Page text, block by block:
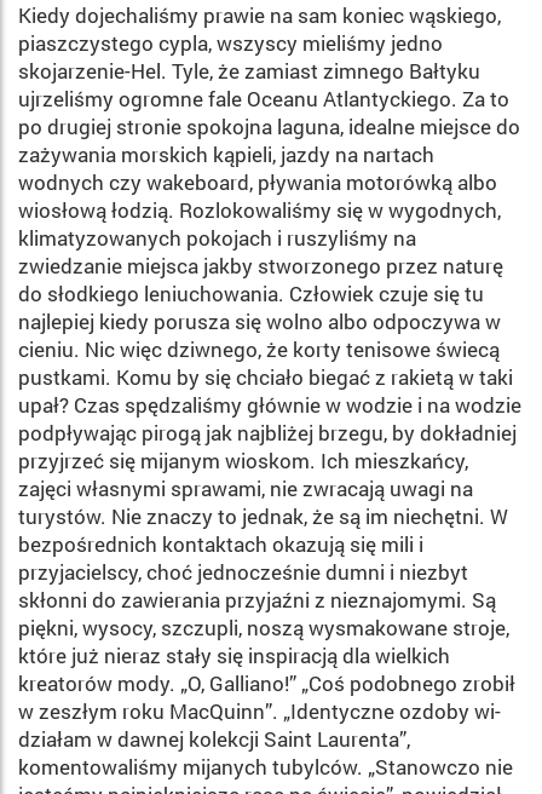
Kiedy dojechaliśmy prawie na sam koniec wąskiego,
piaszczystego cypla, wszyscy mieliśmy jedno
skojarzenie-Hel. Tyle, że zamiast zimnego Bałtyku
ujrzeliśmy ogromne fale Oceanu Atlantyckiego. Za to
po drugiej stronie spokojna laguna, idealne miejsce do
za­żywania morskich kąpieli, jazdy na nartach
wodnych czy wakeboard, pływania motorówką albo
wio­słową łodzią. Rozlokowaliśmy się w wygodnych,
klimatyzo­wanych pokojach i ruszyliśmy na
zwiedzanie miejsca jakby stworzonego przez naturę
do słodkiego leniuchowania. Człowiek czuje się tu
najlepiej kiedy porusza się wolno al­bo odpoczywa w
cieniu. Nic więc dziwnego, że korty tenisowe świecą
pustkami. Komu by się chciało biegać z rakietą w taki
upał? Czas spędzaliśmy głównie w wodzie i na wodzie
podpływając pirogą jak najbliżej brzegu, by dokładniej
przyjrzeć się mijanym wioskom. Ich mieszkań­cy,
zajęci własnymi sprawami, nie zwracają uwagi na
turystów. Nie znaczy to jednak, że są im niechęt­ni. W
bezpośrednich kontaktach okazują się mili i
przyjacielscy, choć jednocześnie dumni i niezbyt
skłonni do zawierania przyjaźni z nieznajomymi. Są
piękni, wyso­cy, szczupli, noszą wysmakowane stroje,
które już nieraz stały się in­spiracją dla wielkich
kreatorów mody. „O, Galliano!” „Coś podob­nego zrobił
w zeszłym roku Ma­cQuinn”. „Identyczne ozdoby wi­
działam w dawnej kolekcji Saint Laurenta”,
komentowaliśmy mija­nych tubylców. „Stanowczo nie